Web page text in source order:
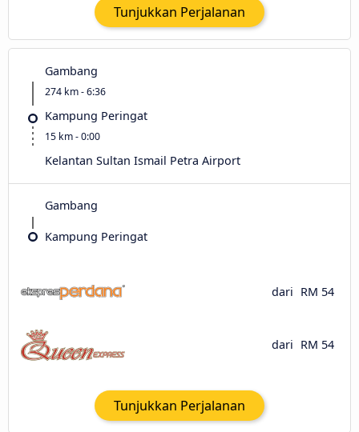
Tunjukkan Perjalanan
Gambang
274 km - 6:36
Kampung Peringat
15 km - 0:00
Kelantan Sultan Ismail Petra Airport
Gambang
Kampung Peringat
dari RM 54
dari RM 54
Tunjukkan Perjalanan